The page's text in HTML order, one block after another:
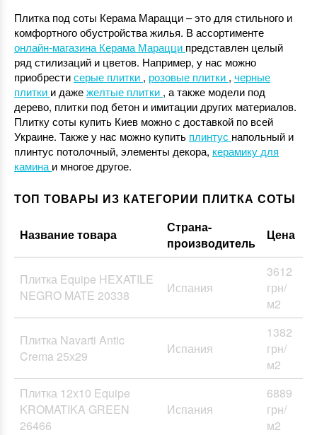
Плитка под соты Керама Марацци – это для стильного и
комфортного обустройства жилья. В ассортименте
онлайн-магазина Керама Марацци представлен целый
ряд стилизаций и цветов. Например, у нас можно
приобрестисерые плитки , розовые плитки , черные
плитки и дажежелтые плитки , а также модели под
дерево, плитки под бетон и имитации других материалов.
Плитку соты купить Киев можно с доставкой по всей
Украине. Также у нас можно купить плинтус напольный и
плинтус потолочный, элементы декора, керамику для
камина и многое другое.
ТОП ТОВАРЫ ИЗ КАТЕГОРИИ ПЛИТКА СОТЫ
Название товара
Страна-
производитель
Цена
Плитка Equipe HEXATILE
NEGRO MATE 20338
Испания
3612
грн/
м2
Плитка Navarti Antic
Crema 25х29
Испания
1382
грн/
м2
Плитка 12x10 Equipe
KROMATIKA GREEN
26466
Испания
6889
грн/
м2